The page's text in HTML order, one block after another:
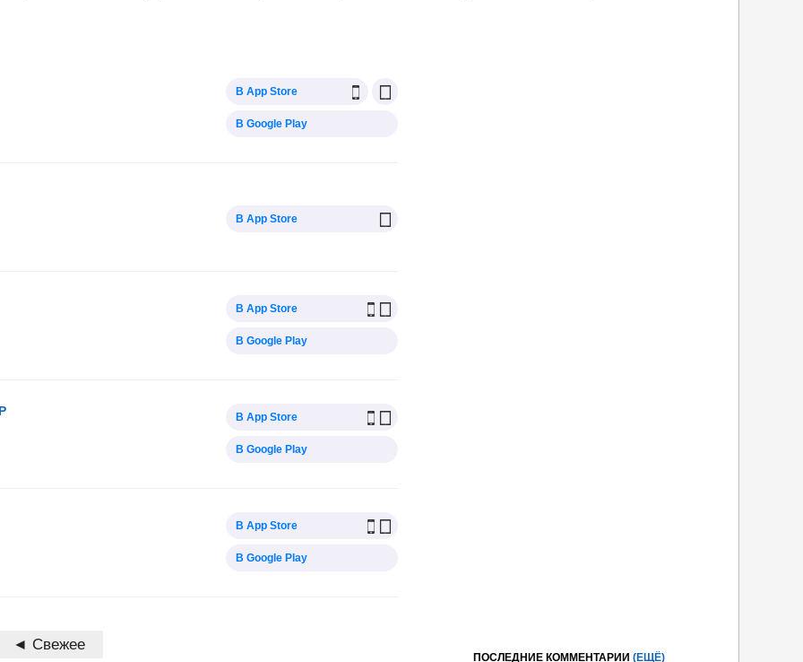
В App Store
В Google Play
В App Store
В App Store
В Google Play
В App Store
В Google Play
В App Store
В Google Play
◄ Свежее
ПОСЛЕДНИЕ КОММЕНТАРИИ (ЕЩЁ)